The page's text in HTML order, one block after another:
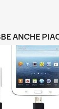
ANCHE